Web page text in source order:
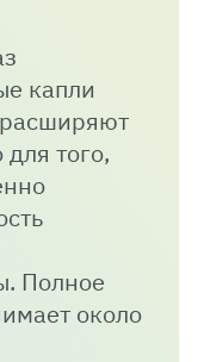
капли
того,
Полное
около